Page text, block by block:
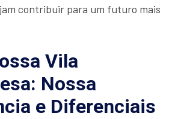
contribuir para um futuro mais
Vila
Nossa
e Diferenciais